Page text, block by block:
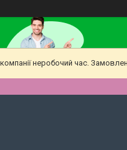
неробочий час.